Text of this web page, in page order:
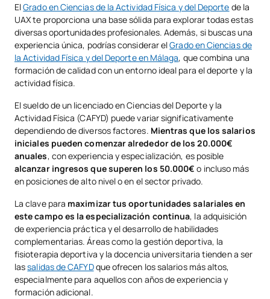
ElGrado en Ciencias de la Actividad Física y del Deporte de la
UAX te proporciona una base sólida para explorar todas estas
diversas oportunidades profesionales. Además, si buscas una
experiencia única, podrías considerar elGrado en Ciencias de
la Actividad Física y del Deporte en Málaga, que combina una
formación de calidad con un entorno ideal para el deporte y la
actividad física.
El sueldo de un licenciado en Ciencias del Deporte y la
Actividad Física (CAFYD) puede variar significativamente
dependiendo de diversos factores. Mientras que los salarios
iniciales pueden comenzar alrededor de los 20.000€
anuales, con experiencia y especialización, es posible
alcanzar ingresos que superen los 50.000€ o incluso más
en posiciones de alto nivel o en el sector privado.
La clave para maximizar tus oportunidades salariales en
este campo es la especialización continua, la adquisición
de experiencia práctica y el desarrollo de habilidades
complementarias. Áreas como la gestión deportiva, la
fisioterapia deportiva y la docencia universitaria tienden a ser
lassalidas de CAFYDque ofrecen los salarios más altos,
especialmente para aquellos con años de experiencia y
formación adicional.